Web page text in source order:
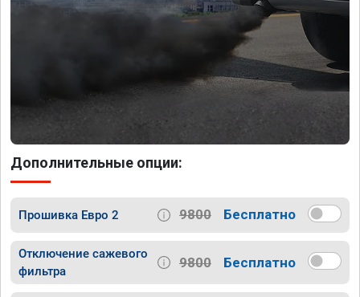
Дополнительные опции:
Прошивка Евро 2 9800 Бесплатно
Отключение сажевого
фильтра
9800 Бесплатно